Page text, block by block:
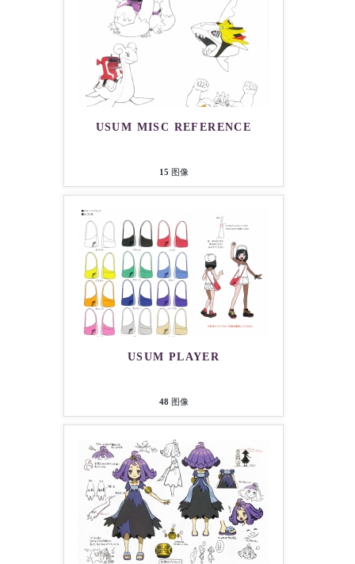
USUM MISC REFERENCE
15 图像
USUM PLAYER
48图像